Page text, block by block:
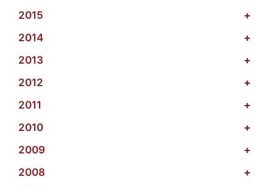
2015
+
2014
+
2013
+
2012
+
2011
+
2010
+
2009
+
2008
+